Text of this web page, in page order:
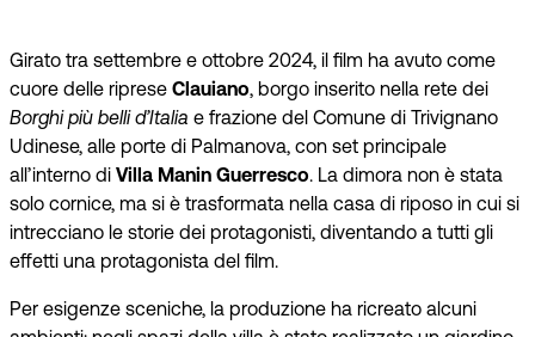
Girato tra settembre e ottobre 2024, il film ha avuto come
cuore delle riprese Clauiano, borgo inserito nella rete dei
Borghi più belli d’Italia e frazione del Comune di Trivignano
Udinese, alle porte di Palmanova, con set principale
all’interno di Villa Manin Guerresco. La dimora non è stata
solo cornice, ma si è trasformata nella casa di riposo in cui si
intrecciano le storie dei protagonisti, diventando a tutti gli
effetti una protagonista del film.
Per esigenze sceniche, la produzione ha ricreato alcuni